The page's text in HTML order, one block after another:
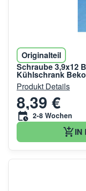
Originalteil
Schraube 3,9x12
Kühlschrank Beko
Produkt Details
8,39 €
2-8 Wochen
IN